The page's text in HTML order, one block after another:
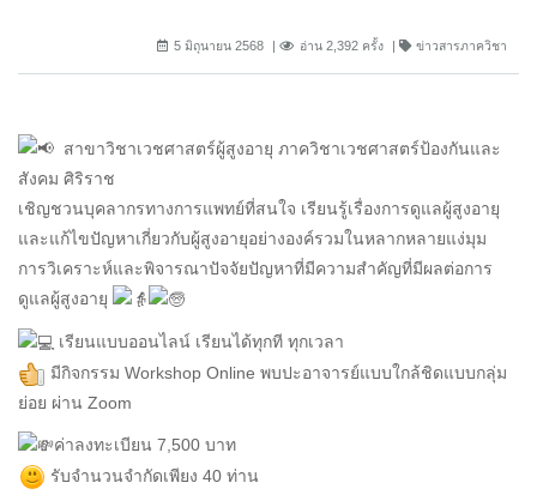
5 มิถุนายน 2568 อ่าน 2,392 ครั้ง ข่าวสารภาควิชา
สาขาวิชาเวชศาสตร์ผู้สูงอายุ ภาควิชาเวชศาสตร์ป้องกันและ
สังคม ศิริราช
เชิญชวนบุคลากรทางการแพทย์ที่สนใจ เรียนรู้เรื่องการดูแลผู้สูงอายุ
และแก้ไขปัญหาเกี่ยวกับผู้สูงอายุอย่างองค์รวมในหลากหลายแง่มุม
การวิเคราะห์และพิจารณาปัจจัยปัญหาที่มีความสำคัญที่มีผลต่อการ
ดูแลผู้สูงอายุ
เรียนแบบออนไลน์ เรียนได้ทุกที ทุกเวลา
มีกิจกรรม Workshop Online พบปะอาจารย์แบบใกล้ชิดแบบกลุ่ม
ย่อย ผ่าน Zoom
ค่าลงทะเบียน 7,500 บาท
รับจำนวนจำกัดเพียง 40 ท่าน